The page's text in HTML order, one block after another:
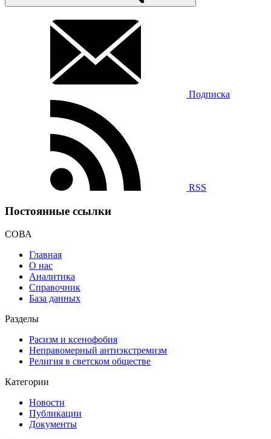
Подписка
RSS
Постоянные ссылки
СОВА
Главная
О нас
Аналитика
Справочник
База данных
Разделы
Расизм и ксенофобия
Неправомерный антиэкстремизм
Религия в светском обществе
Категории
Новости
Публикации
Документы